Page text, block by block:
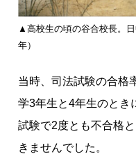
▲高校生の頃の谷合校長。
年）
当時、司法試験の合格
学3年生と4年生のとき
試験で2度とも不合格
きませんでした。